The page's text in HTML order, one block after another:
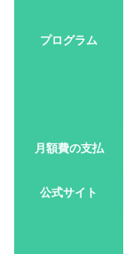
プログラム
月額費の支払
公式サイト